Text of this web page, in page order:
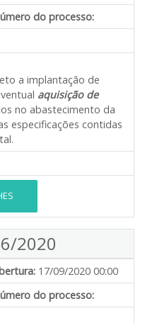
do processo:
a implantação de
aquisição de
no abastecimento da
especificações contidas
2020
17/09/2020 00:00
do processo: